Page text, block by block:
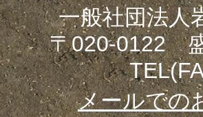
一般社団法人
〒020-0122
メールでの